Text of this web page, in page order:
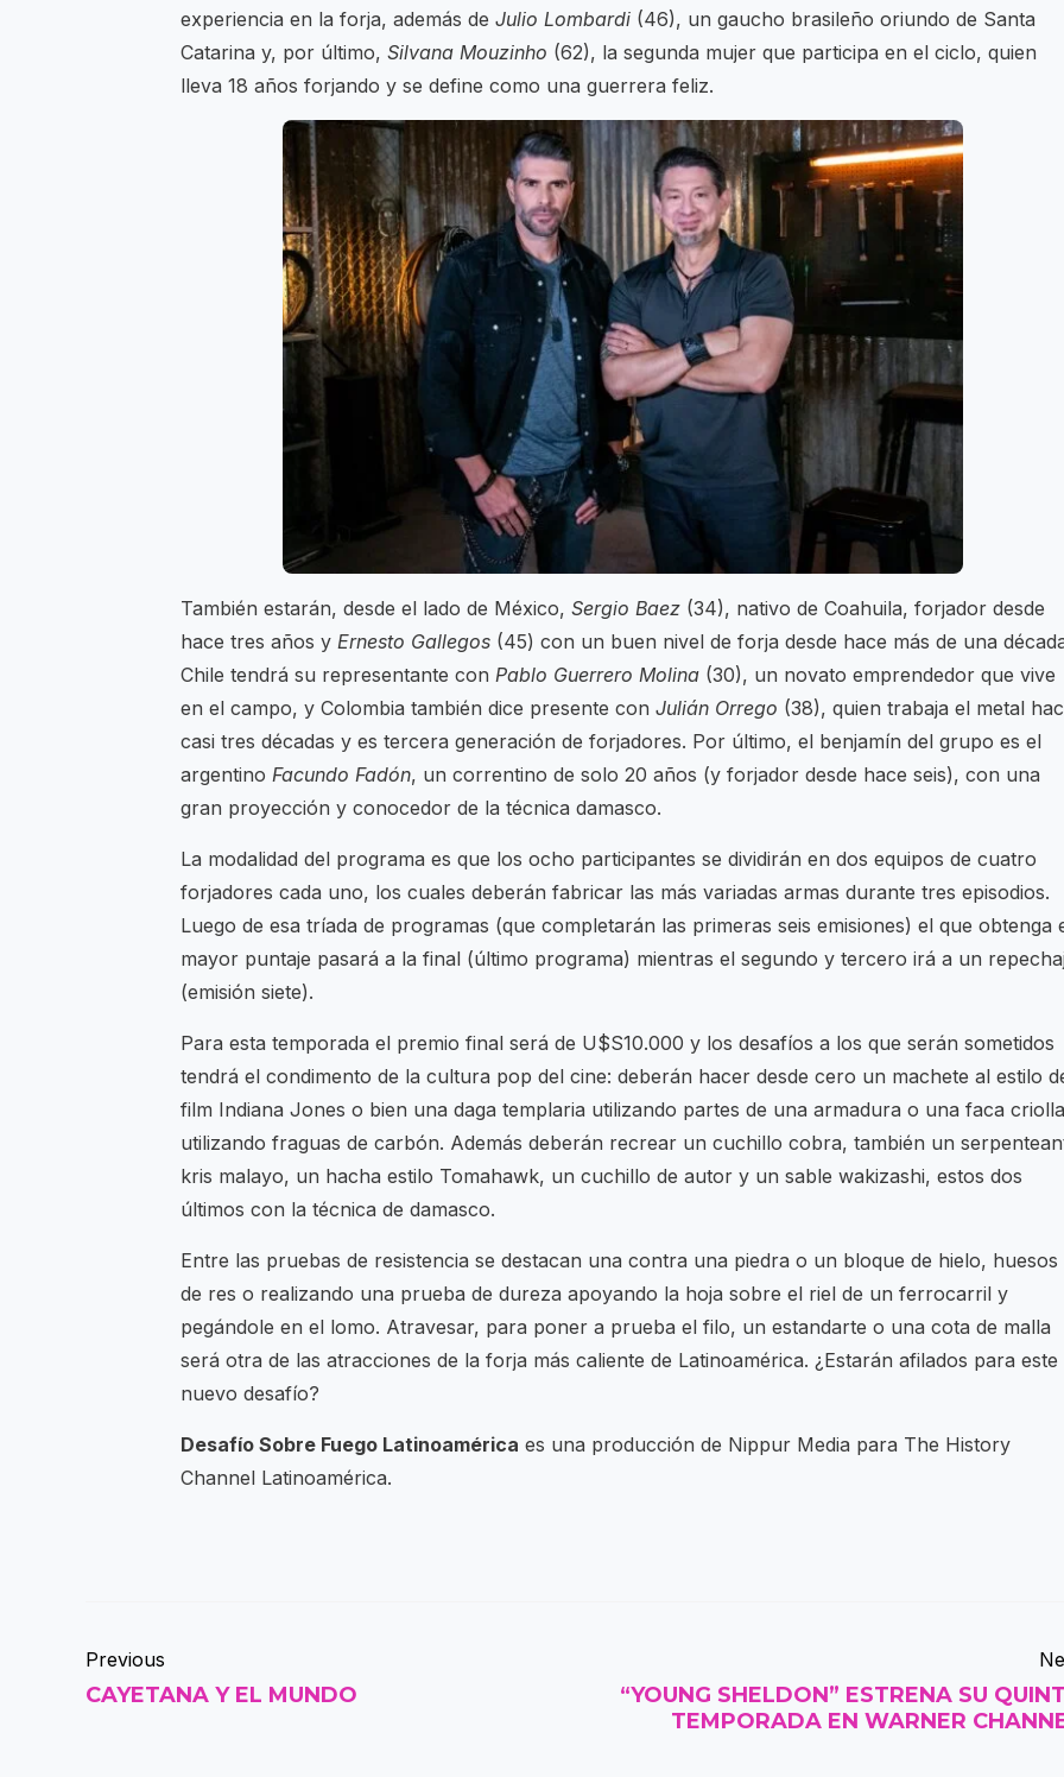
experiencia en la forja, además de Julio Lombardi (46), un gaucho brasileño oriundo de Santa
Catarina y, por último, Silvana Mouzinho (62), la segunda mujer que participa en el ciclo, quien
lleva 18 años forjando y se define como una guerrera feliz.
También estarán, desde el lado de México, Sergio Baez (34), nativo de Coahuila, forjador desde
hace tres años y Ernesto Gallegos (45) con un buen nivel de forja desde hace más de una
Chile tendrá su representante con Pablo Guerrero Molina (30), un novato emprendedor que vive
en el campo, y Colombia también dice presente con Julián Orrego (38), quien trabaja el metal
casi tres décadas y es tercera generación de forjadores. Por último, el benjamín del grupo es el
argentino Facundo Fadón, un correntino de solo 20 años (y forjador desde hace seis), con una
gran proyección y conocedor de la técnica damasco.
La modalidad del programa es que los ocho participantes se dividirán en dos equipos de cuatro
forjadores cada uno, los cuales deberán fabricar las más variadas armas durante tres episodios.
Luego de esa tríada de programas (que completarán las primeras seis emisiones) el que obtenga
mayor puntaje pasará a la final (último programa) mientras el segundo y tercero irá a un
(emisión siete).
Para esta temporada el premio final será de U$S10.000 y los desafíos a los que serán sometidos
tendrá el condimento de la cultura pop del cine: deberán hacer desde cero un machete al estilo
film Indiana Jones o bien una daga templaria utilizando partes de una armadura o una faca
utilizando fraguas de carbón. Además deberán recrear un cuchillo cobra, también un
kris malayo, un hacha estilo Tomahawk, un cuchillo de autor y un sable wakizashi, estos dos
últimos con la técnica de damasco.
Entre las pruebas de resistencia se destacan una contra una piedra o un bloque de hielo, huesos
de res o realizando una prueba de dureza apoyando la hoja sobre el riel de un ferrocarril y
pegándole en el lomo. Atravesar, para poner a prueba el filo, un estandarte o una cota de malla
será otra de las atracciones de la forja más caliente de Latinoamérica. ¿Estarán afilados para este
nuevo desafío?
Desafío Sobre Fuego Latinoamérica es una producción de Nippur Media para The History
Channel Latinoamérica.
Previous
CAYETANA Y EL MUNDO
“YOUNG SHELDON” ESTRENA SU
TEMPORADA EN WARNER